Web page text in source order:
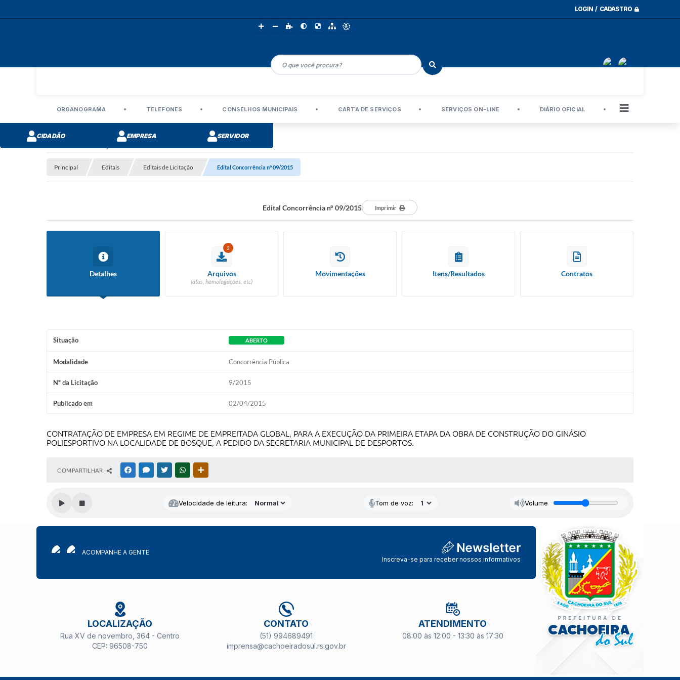
LOGIN / CADASTRO
ORGANOGRAMA TELEFONES CONSELHOS MUNICIPAIS CARTA DE SERVIÇOS SERVIÇOS ON-LINE DIÁRIO OFICIAL
CIDADÃO EMPRESA SERVIDOR
Editais de Licitação
Principal Editais Editais de Licitação Edital Concorrência n° 09/2015
Edital Concorrência n° 09/2015 Imprimir
Detalhes
3
Arquivos
(atas, homologações, etc)
Movimentações Itens/Resultados Contratos
Situação ABERTO
Modalidade Concorrência Pública
Nº da Licitação 9/2015
Publicado em 02/04/2015
CONTRATAÇÃO DE EMPRESA EM REGIME DE EMPREITADA GLOBAL, PARA A EXECUÇÃO DA PRIMEIRA ETAPA DA OBRA DE CONSTRUÇÃO DO GINÁSIO
POLIESPORTIVO NA LOCALIDADE DE BOSQUE, A PEDIDO DA SECRETARIA MUNICIPAL DE DESPORTOS.
COMPARTILHAR FACEBOOKMESSENGER
TWITTERWHATSAPP
Velocidade de leitura: Tom de voz: Volume
ACOMPANHE A GENTE
Inscreva-se para receber nossos informativos
LOCALIZAÇÃO
Rua XV de novembro, 364 - Centro
CEP: 96508-750
CONTATO
(51) 994689491
imprensa@cachoeiradosul.rs.gov.br
ATENDIMENTO
08:00 às 12:00 - 13:30 às 17:30